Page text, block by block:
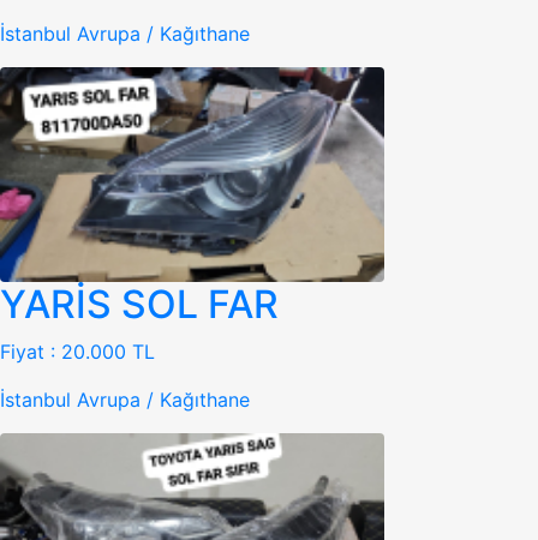
İstanbul Avrupa / Kağıthane
YARİS SOL FAR
Fiyat : 20.000 TL
İstanbul Avrupa / Kağıthane